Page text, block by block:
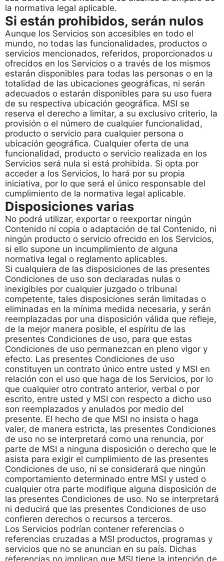
la normativa legal aplicable.
Si están prohibidos, serán nulos
Aunque los Servicios son accesibles en todo el
mundo, no todas las funcionalidades, productos o
servicios mencionados, referidos, proporcionados u
ofrecidos en los Servicios o a través de los mismos
estarán disponibles para todas las personas o en la
totalidad de las ubicaciones geográficas, ni serán
adecuados o estarán disponibles para su uso fuera
de su respectiva ubicación geográfica. MSI se
reserva el derecho a limitar, a su exclusivo criterio, la
provisión o el número de cualquier funcionalidad,
producto o servicio para cualquier persona o
ubicación geográfica. Cualquier oferta de una
funcionalidad, producto o servicio realizada en los
Servicios será nula si está prohibida. Si opta por
acceder a los Servicios, lo hará por su propia
iniciativa, por lo que será el único responsable del
cumplimiento de la normativa legal aplicable.
Disposiciones varias
No podrá utilizar, exportar o reexportar ningún
Contenido ni copia o adaptación de tal Contenido, ni
ningún producto o servicio ofrecido en los Servicios,
si ello supone un incumplimiento de alguna
normativa legal o reglamento aplicables.
Si cualquiera de las disposiciones de las presentes
Condiciones de uso son declaradas nulas o
inexigibles por cualquier juzgado o tribunal
competente, tales disposiciones serán limitadas o
eliminadas en la mínima medida necesaria, y serán
reemplazadas por una disposición válida que refleje,
de la mejor manera posible, el espíritu de las
presentes Condiciones de uso, para que estas
Condiciones de uso permanezcan en pleno vigor y
efecto. Las presentes Condiciones de uso
constituyen un contrato único entre usted y MSI en
relación con el uso que haga de los Servicios, por lo
que cualquier otro contrato anterior, verbal o por
escrito, entre usted y MSI con respecto a dicho uso
son reemplazados y anulados por medio del
presente. El hecho de que MSI no insista o haga
valer, de manera estricta, las presentes Condiciones
de uso no se interpretará como una renuncia, por
parte de MSI a ninguna disposición o derecho que le
asista para exigir el cumplimiento de las presentes
Condiciones de uso, ni se considerará que ningún
comportamiento determinado entre MSI y usted o
cualquier otra parte modifique alguna disposición de
las presentes Condiciones de uso. No se interpretará
ni deducirá que las presentes Condiciones de uso
confieren derechos o recursos a terceros.
Los Servicios podrían contener referencias o
referencias cruzadas a MSI productos, programas y
servicios que no se anuncian en su país. Dichas
referencias no implican que MSI tiene la intención de